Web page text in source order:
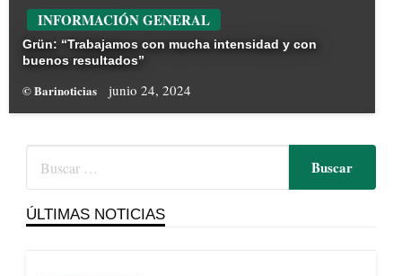
INFORMACIÓN GENERAL
Grün: “Trabajamos con mucha intensidad y con
buenos resultados”
© Barinoticias junio 24, 2024
ÚLTIMAS NOTICIAS